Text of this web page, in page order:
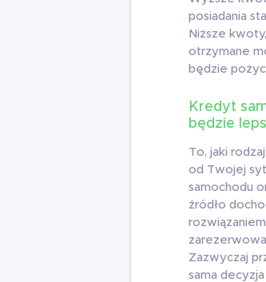
posiadania
Niższe
otrzymane
będzie
Kredyt
będzie
To, jaki
od Twojej
samochodu
źródło
Zazwyczaj
sama